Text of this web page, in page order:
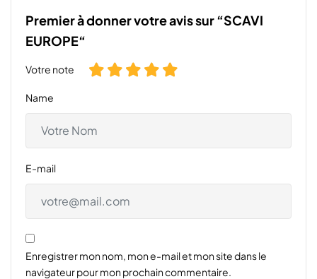
Premier à donner votre avis sur “SCAVI
EUROPE“
Votre note
Name
E-mail
Enregistrer mon nom, mon e-mail et mon site dans le
navigateur pour mon prochain commentaire.